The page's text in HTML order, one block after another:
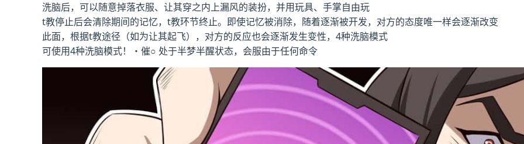
洗脑后，可以随意掉落衣服、让其穿之内上漏风的装扮，并用玩具、手掌自由玩
t教停止后会清除期间的记忆，t教环节终止。即使记忆被消除，随着逐渐被开发，对方的态度唯一样会逐渐改变
此面，根据t教途径（如为让其起飞），对方的反应也会逐渐发生变性，4种洗脑模式
可使用4种洗脑模式！・催○ 处于半梦半醒状态，会服由于任何命令